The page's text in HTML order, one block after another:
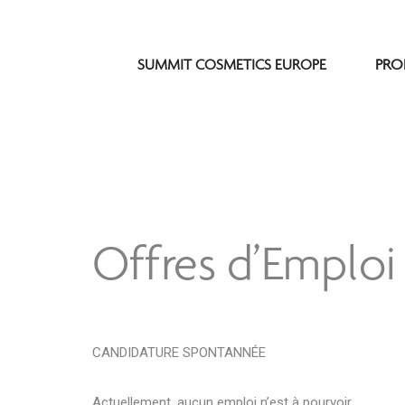
SUMMIT COSMETICS EUROPE
Offres d’Emploi
CANDIDATURE SPONTANNÉE